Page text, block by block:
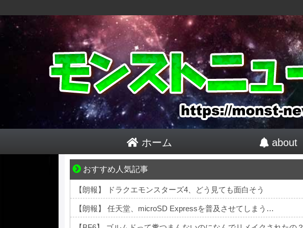
ホーム about
おすすめ人気記事
夫婦なのに、心が一番遠かった日々
【朗報】 ドラクエモンスターズ4、どう見ても面白そう
【朗報】 任天堂、microSD Expressを普及させてしまう…